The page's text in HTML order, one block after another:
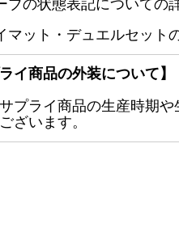
ブの状態表記についての
マット・デュエルセット
ライ商品の外装について】
プライ商品の生産時期
ざいます。